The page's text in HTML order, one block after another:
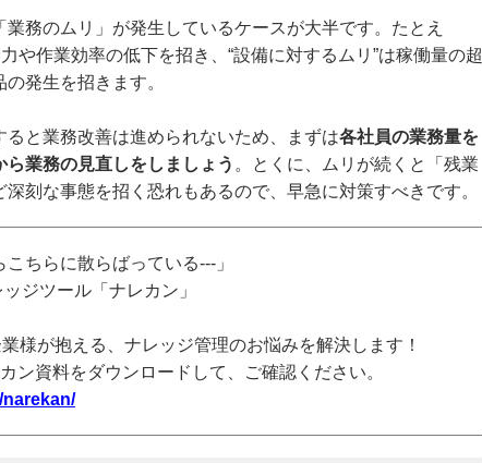
務のムリ」が発生しているケースが大半です。たとえ
や作業効率の低下を招き、“設備に対するムリ”は稼働量の超
発生を招きます。
ると業務改善は進められないため、まずは各社員の業務量を
業務の見直しをしましょう 。とくに、ムリが続くと「残業
刻な事態を招く恐れもあるので、早急に対策すべきです。
ちらに散らばっている---」
ジツール「ナレカン」
様が抱える、ナレッジ管理のお悩みを解決します！
ン資料をダウンロードして、ご確認ください。